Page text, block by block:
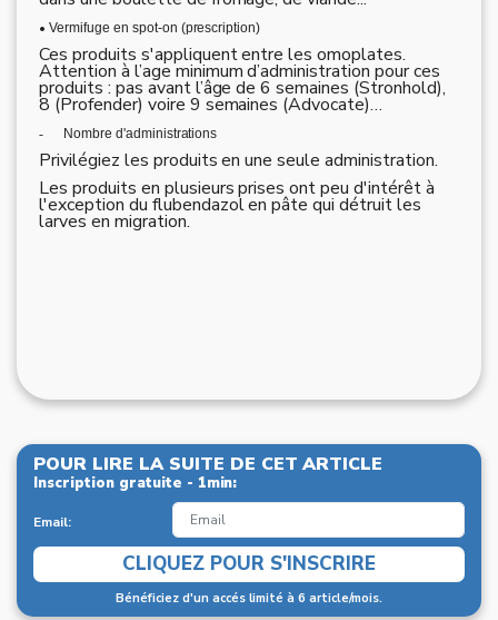
• Vermifuge en spot-on (prescription)
Ces produits s'appliquent entre les omoplates.
Attention à l’age minimum d’administration pour ces
produits : pas avant l’âge de 6 semaines (Stronhold),
8 (Profender) voire 9 semaines (Advocate)…
- Nombre d'administrations
Privilégiez les produits en une seule administration.
Les produits en plusieurs prises ont peu d'intérêt à
l'exception du flubendazol en pâte qui détruit les
larves en migration.
POUR LIRE LA SUITE DE CET ARTICLE
Inscription gratuite - 1min:
Email:
CLIQUEZ POUR S'INSCRIRE
Bénéficiez d'un accés limité à 6 article/mois.